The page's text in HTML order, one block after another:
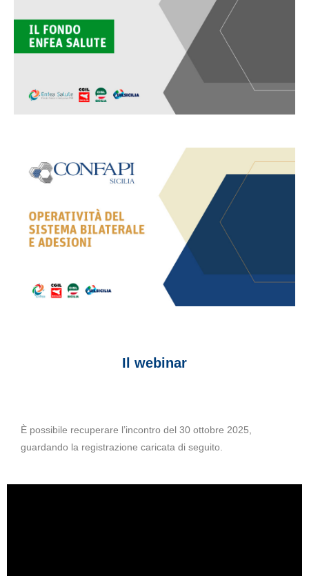
Il webinar
È possibile recuperare l’incontro del 30 ottobre 2025,
guardando la registrazione caricata di seguito.